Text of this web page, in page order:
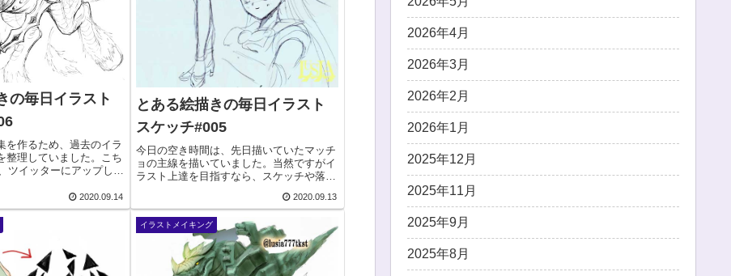
の毎日イラスト
を作るため、過去のイラ
整理していました。こち
ツイッターにアップして
これはこのままでもいい
そのまま残しています。
2020.09.14
とある絵描きの毎日イラスト
スケッチ#005
今日の空き時間は、先日描いていたマッチ
ョの主線を描いていました。当然ですがイ
ラスト上達を目指すなら、スケッチや落書
と考えています。そのスケッチを先々、完
成させるイラストに生かせるかどうか、も
重要かなと思...
2020.09.13
イラストメイキング
2026年4月
2026年3月
2026年2月
2026年1月
2025年12月
2025年11月
2025年9月
2025年8月